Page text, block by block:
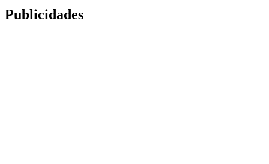
Publicidades